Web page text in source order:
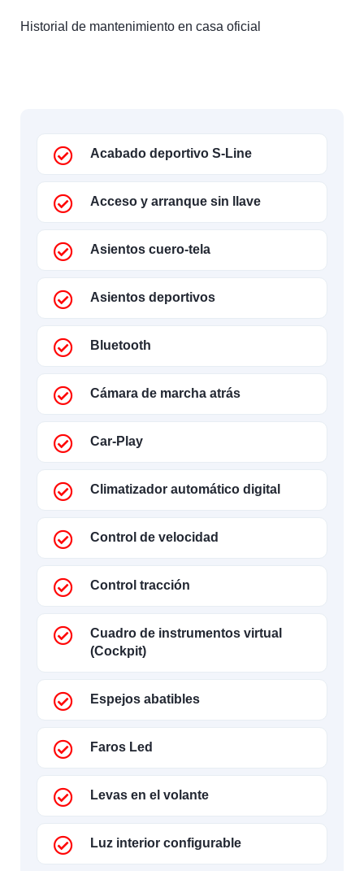
Historial de mantenimiento en casa oficial
Acabado deportivo S-Line
Acceso y arranque sin llave
Asientos cuero-tela
Asientos deportivos
Bluetooth
Cámara de marcha atrás
Car-Play
Climatizador automático digital
Control de velocidad
Control tracción
Cuadro de instrumentos virtual
(Cockpit)
Espejos abatibles
Faros Led
Levas en el volante
Luz interior configurable